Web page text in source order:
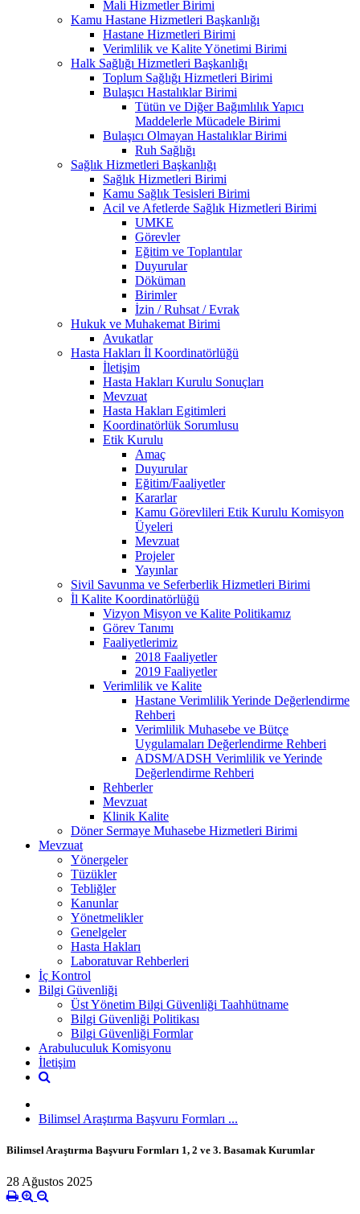
Mali Hizmetler Birimi
Kamu Hastane Hizmetleri Başkanlığı
Hastane Hizmetleri Birimi
Verimlilik ve Kalite Yönetimi Birimi
Halk Sağlığı Hizmetleri Başkanlığı
Toplum Sağlığı Hizmetleri Birimi
Bulaşıcı Hastalıklar Birimi
Tütün ve Diğer Bağımlılık Yapıcı
Maddelerle Mücadele Birimi
Bulaşıcı Olmayan Hastalıklar Birimi
Ruh Sağlığı
Sağlık Hizmetleri Başkanlığı
Sağlık Hizmetleri Birimi
Kamu Sağlık Tesisleri Birimi
Acil ve Afetlerde Sağlık Hizmetleri Birimi
UMKE
Görevler
Eğitim ve Toplantılar
Duyurular
Döküman
Birimler
İzin / Ruhsat / Evrak
Hukuk ve Muhakemat Birimi
Avukatlar
Hasta Hakları İl Koordinatörlüğü
İletişim
Hasta Hakları Kurulu Sonuçları
Mevzuat
Hasta Hakları Egitimleri
Koordinatörlük Sorumlusu
Etik Kurulu
Amaç
Duyurular
Eğitim/Faaliyetler
Kararlar
Kamu Görevlileri Etik Kurulu Komisyon
Üyeleri
Mevzuat
Projeler
Yayınlar
Sivil Savunma ve Seferberlik Hizmetleri Birimi
İl Kalite Koordinatörlüğü
Vizyon Misyon ve Kalite Politikamız
Görev Tanımı
Faaliyetlerimiz
2018 Faaliyetler
2019 Faaliyetler
Verimlilik ve Kalite
Hastane Verimlilik Yerinde Değerlendirme
Rehberi
Verimlilik Muhasebe ve Bütçe
Uygulamaları Değerlendirme Rehberi
ADSM/ADSH Verimlilik ve Yerinde
Değerlendirme Rehberi
Rehberler
Mevzuat
Klinik Kalite
Döner Sermaye Muhasebe Hizmetleri Birimi
Mevzuat
Yönergeler
Tüzükler
Tebliğler
Kanunlar
Yönetmelikler
Genelgeler
Hasta Hakları
Laboratuvar Rehberleri
İç Kontrol
Bilgi Güvenliği
Üst Yönetim Bilgi Güvenliği Taahhütname
Bilgi Güvenliği Politikası
Bilgi Güvenliği Formlar
Arabuluculuk Komisyonu
İletişim
Bilimsel Araştırma Başvuru Formları ...
Bilimsel Araştırma Başvuru Formları 1, 2 ve 3. Basamak Kurumlar
28 Ağustos 2025